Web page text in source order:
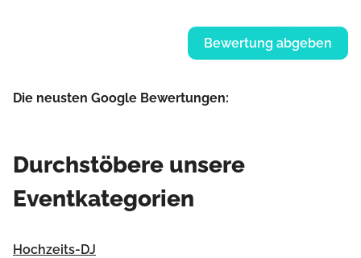
Bewertung abgeben
Die neusten Google Bewertungen:
Durchstöbere unsere
Eventkategorien
Hochzeits-DJ